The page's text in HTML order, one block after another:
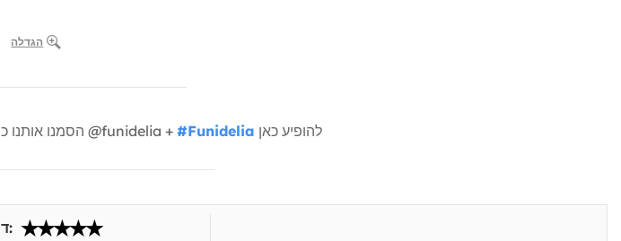
הגדלה
! הסמנו אותנו כמו @funidelia + #Funidelia להופיע כאן
דירוג המוצר: